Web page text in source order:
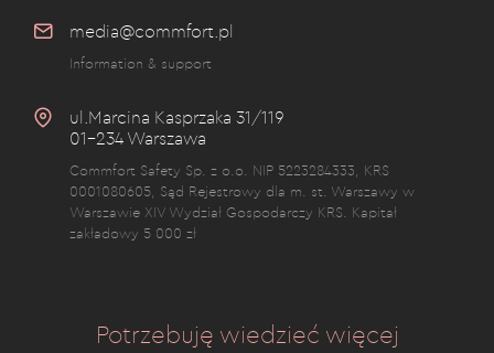
media@commfort.pl
Information & support
ul.Marcina Kasprzaka 31/119
01-234 Warszawa
Commfort Safety Sp. z o.o. NIP 5223284333, KRS
0001080605, Sąd Rejestrowy dla m. st. Warszawy w
Warszawie XIV Wydział Gospodarczy KRS. Kapitał
zakładowy 5 000 zł
Potrzebuję wiedzieć więcej